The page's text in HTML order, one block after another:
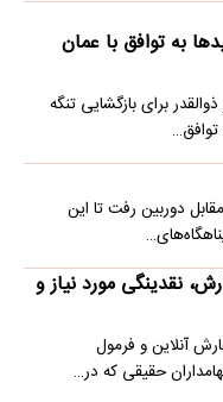
به توافق با عمان
برای بازگشایی تنگه
توافق…
دوربین رفت تا این
نقدینگی مورد نیاز و
آنلاین و فرمول
حقیقی که در…